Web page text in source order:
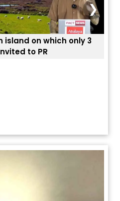
island on which only 3
to PR
❯